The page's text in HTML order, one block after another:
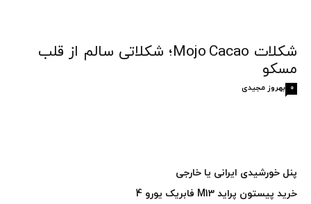
شکلات Mojo Cacao؛ شکلاتی سالم از قلب
مسکو
بهروز مجیدی 0
پنل خورشیدی ایرانی یا خارجی
خرید پیستون پراید M13 فابریک یورو 4